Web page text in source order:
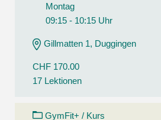
Montag
09:15 - 10:15 Uhr
Gillmatten 1, Duggingen
CHF 170.00
17 Lektionen
GymFit+ / Kurs